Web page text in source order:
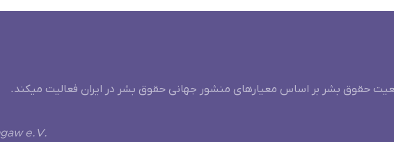
حقوق بشر بر اساس معیارهای منشور جهانی حقوق بشر در ایران فعالیت میکند.
e.V.